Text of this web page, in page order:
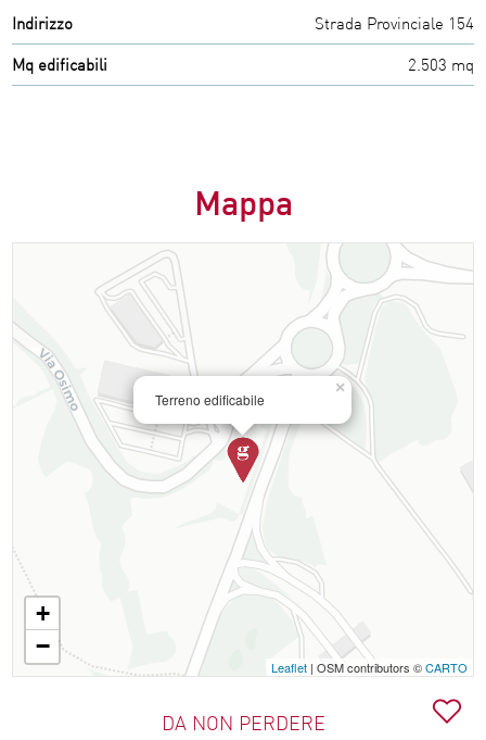
Indirizzo
Strada Provinciale 154
Mq edificabili
2.503 mq
Mappa
Terreno edificabile
×
+
−
Leaflet| OSM contributors ©CARTO
DA NON PERDERE